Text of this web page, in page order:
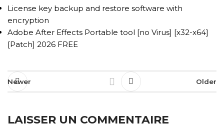
License key backup and restore software with
encryption
Adobe After Effects Portable tool [no Virus] [x32-x64]
[Patch] 2026 FREE
Newer Older
LAISSER UN COMMENTAIRE